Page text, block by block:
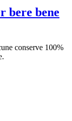
bere bene
conserve 100%